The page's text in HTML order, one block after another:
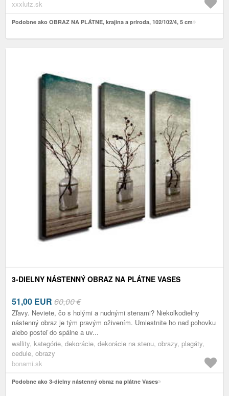
xxxlutz.sk
Podobne ako OBRAZ NA PLÁTNE, krajina a príroda, 102/102/4, 5 cm
3-DIELNY NÁSTENNÝ OBRAZ NA PLÁTNE VASES
51,00 EUR 60,00 €
Zľavy. Neviete, čo s holými a nudnými stenami? Niekoľkodielny
nástenný obraz je tým pravým oživením. Umiestnite ho nad pohovku
alebo posteľ do spálne a uv...
wallity, kategórie, dekorácie, dekorácie na stenu, obrazy, plagáty,
cedule, obrazy
bonami.sk
Podobne ako 3-dielny nástenný obraz na plátne Vases